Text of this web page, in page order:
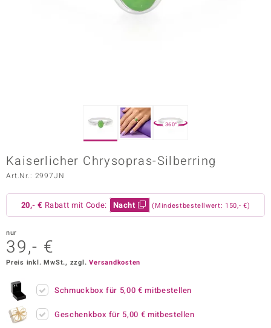
360°
Kaiserlicher Chrysopras-Silberring
Art.Nr.: 2997JN
20,- € Rabatt mit Code: Nacht (Mindestbestellwert: 150,- €)
nur
39,- €
Preis inkl. MwSt., zzgl.Versandkosten
Schmuckbox für 5,00 € mitbestellen
Geschenkbox für 5,00 € mitbestellen